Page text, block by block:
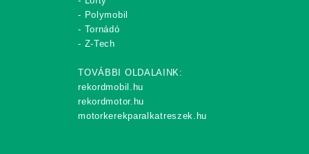
- Polymobil
- Tornádó
- Z-Tech
TOVÁBBI OLDALAINK:
rekordmobil.hu
rekordmotor.hu
motorkerekparalkatreszek.hu